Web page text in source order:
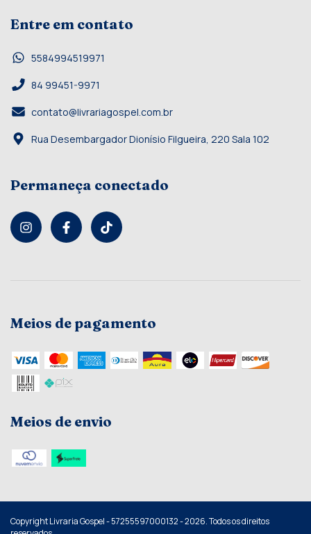
Entre em contato
5584994519971
84 99451-9971
contato@livrariagospel.com.br
Rua Desembargador Dionísio Filgueira, 220 Sala 102
Permaneça conectado
Meios de pagamento
Meios de envio
Copyright Livraria Gospel - 57255597000132 - 2026. Todos os direitos